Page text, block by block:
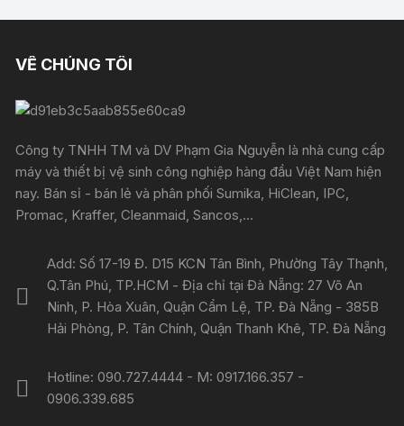
VỀ CHÚNG TÔI
Công ty TNHH TM và DV Phạm Gia Nguyễn là nhà cung cấp
máy và thiết bị vệ sinh công nghiệp hàng đầu Việt Nam hiện
nay. Bán sỉ - bán lẻ và phân phối Sumika, HiClean, IPC,
Promac, Kraffer, Cleanmaid, Sancos,...
Add: Số 17-19 Đ. D15 KCN Tân Bình, Phường Tây Thạnh,
Q.Tân Phú, TP.HCM - Địa chỉ tại Đà Nẵng: 27 Võ An
Ninh, P. Hòa Xuân, Quận Cẩm Lệ, TP. Đà Nẵng - 385B
Hải Phòng, P. Tân Chính, Quận Thanh Khê, TP. Đà Nẵng
Hotline: 090.727.4444 - M: 0917.166.357 -
0906.339.685